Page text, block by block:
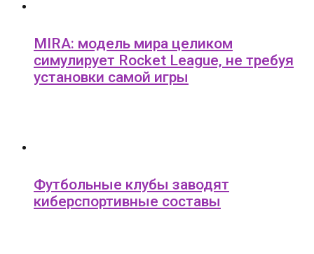
MIRA: модель мира целиком
симулирует Rocket League, не требуя
установки самой игры
Футбольные клубы заводят
киберспортивные составы